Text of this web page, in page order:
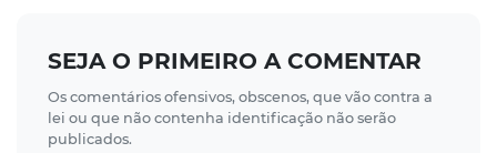
SEJA O PRIMEIRO A COMENTAR
Os comentários ofensivos, obscenos, que vão contra a
lei ou que não contenha identificação não serão
publicados.